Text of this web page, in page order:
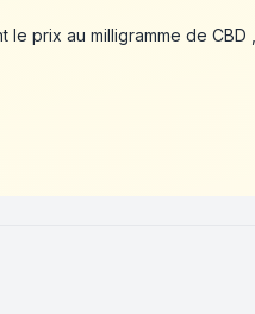
prix au milligramme de CBD